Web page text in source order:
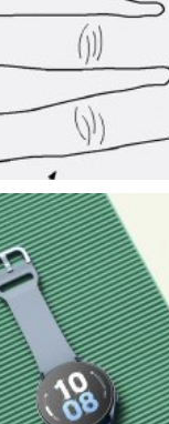
รเจ็กเตอร์ในตัว ที่ฉา
days ago
Watch อา
ปีหน้า!
ลายเออร์หน้าจอ
ละสมาร์ตวอตช์ และ
ผู้นำในด้านนี้ต่อไปอยู่
รียมตัวที่จะเปลี่ยนมา